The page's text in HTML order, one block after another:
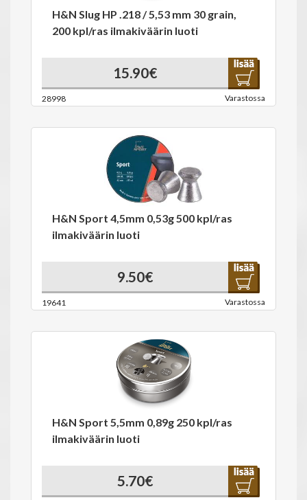
H&N Slug HP .218 / 5,53 mm 30 grain,
200 kpl/ras ilmakiväärin luoti
15.90€
28998 Varastossa
H&N Sport 4,5mm 0,53g 500 kpl/ras
ilmakiväärin luoti
9.50€
19641 Varastossa
H&N Sport 5,5mm 0,89g 250 kpl/ras
ilmakiväärin luoti
5.70€